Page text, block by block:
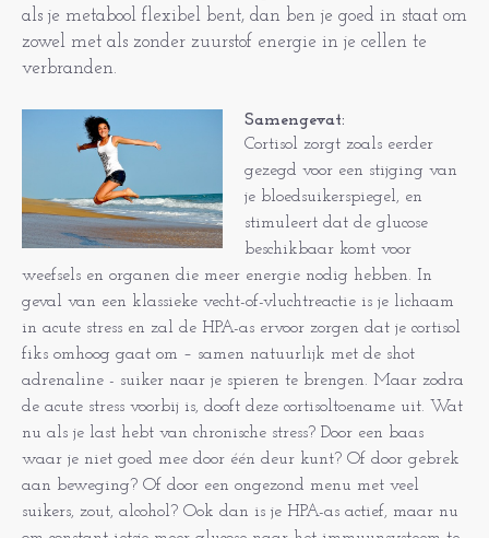
als je metabool flexibel bent, dan ben je goed in staat om
zowel met als zonder zuurstof energie in je cellen te
verbranden.
Samengevat:
Cortisol zorgt zoals eerder
gezegd voor een stijging van
je bloedsuikerspiegel, en
stimuleert dat de glucose
beschikbaar komt voor
weefsels en organen die meer energie nodig hebben. In
geval van een klassieke vecht-of-vluchtreactie is je lichaam
in acute stress en zal de HPA-as ervoor zorgen dat je cortisol
fiks omhoog gaat om – samen natuurlijk met de shot
adrenaline - suiker naar je spieren te brengen. Maar zodra
de acute stress voorbij is, dooft deze cortisoltoename uit. Wat
nu als je last hebt van chronische stress? Door een baas
waar je niet goed mee door één deur kunt? Of door gebrek
aan beweging? Of door een ongezond menu met veel
suikers, zout, alcohol? Ook dan is je HPA-as actief, maar nu